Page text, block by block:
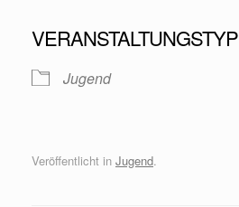
VERANSTALTUNGSTYP
Jugend
Veröffentlicht in Jugend.